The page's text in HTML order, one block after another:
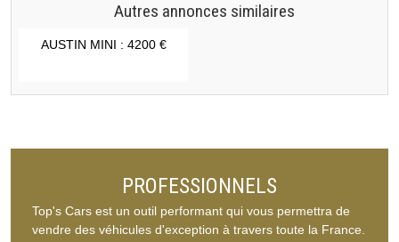
Autres annonces similaires
AUSTIN MINI : 4200 €
PROFESSIONNELS
Top's Cars est un outil performant qui vous permettra de
vendre des véhicules d'exception à travers toute la France.